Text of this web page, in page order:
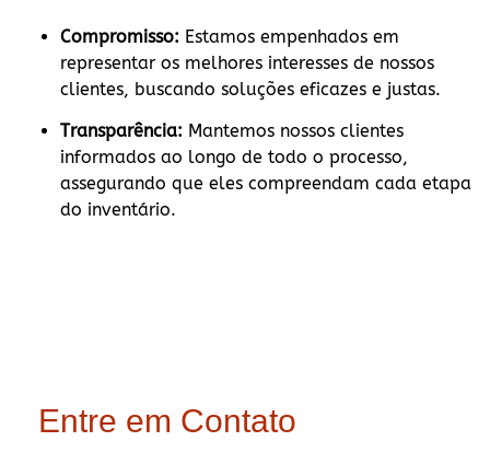
Compromisso: Estamos empenhados em
representar os melhores interesses de nossos
clientes, buscando soluções eficazes e justas.
Transparência: Mantemos nossos clientes
informados ao longo de todo o processo,
assegurando que eles compreendam cada etapa
do inventário.
Entre em Contato